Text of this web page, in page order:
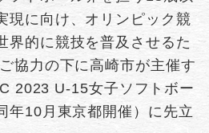
現に向け、オリンピック競
界的に競技を普及させるた
協力の下に高崎市が主催す
2023 U-15女子ソフトボー
年10月東京都開催）に先立